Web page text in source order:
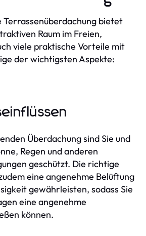
Terrassenüberdachung bietet
Raum im Freien,
viele praktische Vorteile mit
der wichtigsten Aspekte:
Überdachung sind Sie und
Regen und anderen
geschützt. Die richtige
eine angenehme Belüftung
gewährleisten, sodass Sie
eine angenehme
können.